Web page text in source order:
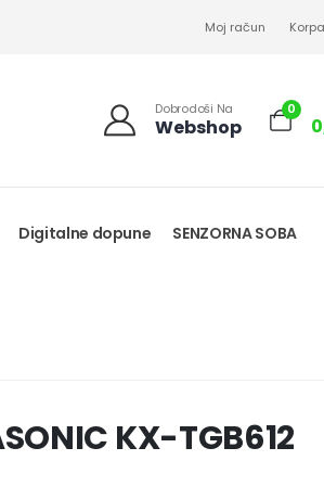
Moj račun Korpa
Dobrodoši Na
Webshop
0
Digitalne dopune SENZORNA SOBA
KX-TGB612